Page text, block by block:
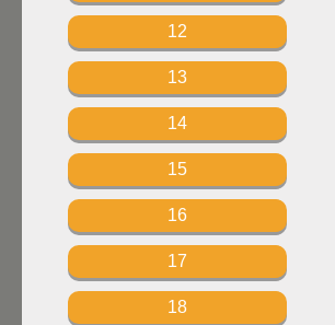
12
13
14
15
16
17
18